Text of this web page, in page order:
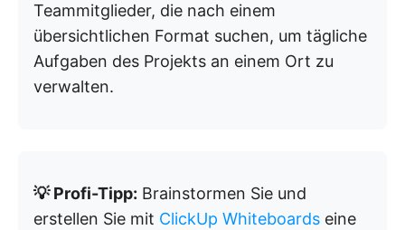
Teammitglieder, die nach einem
übersichtlichen Format suchen, um tägliche
Aufgaben des Projekts an einem Ort zu
verwalten.
💡 Profi-Tipp: Brainstormen Sie und
erstellen Sie mit ClickUp Whiteboards eine